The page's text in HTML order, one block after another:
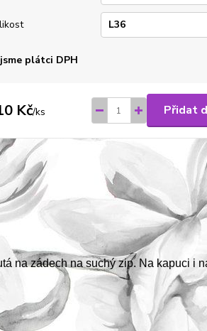
plátci DPH
Kč/ks Přidat
na zádech na suchý zip. Na kapuci i